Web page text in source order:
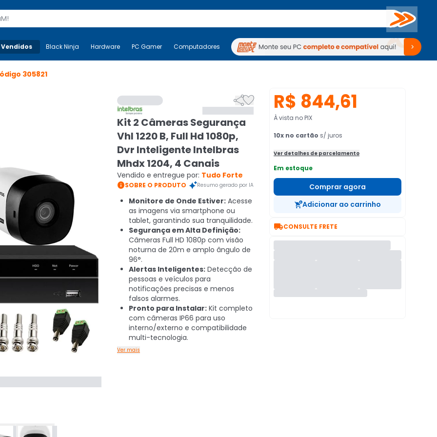
Buscar
Mais-v- Black Ninja Hardware PC Gamer Computadores Periféricos TV Venda no KaBuM!
Black Ninja Hardware PC Gamer Computadores Periféricos TV Venda no KaBuM!
305821

Kit 2 Câmeras Segurança
Vhl 1220 B, Full Hd 1080p,
Dvr Inteligente Intelbras
Mhdx 1204, 4 Canais
Vendido e entregue por: Tudo Forte
SOBRE O PRODUTO Resumo gerado por IA
Monitore de Onde Estiver: Acesse
as imagens via smartphone ou
tablet, garantindo sua tranquilidade.
Segurança em Alta Definição:
Câmeras Full HD 1080p com visão
noturna de 20m e amplo ângulo de
96°.
Alertas Inteligentes: Detecção de
pessoas e veículos para
notificações precisas e menos
falsos alarmes.
Pronto para Instalar: Kit completo
com câmeras IP66 para uso
interno/externo e compatibilidade
multi-tecnologia.
Ver mais
R$ 844,61
À vista no PIX
10x no cartão s/ juros
Ver detalhes de parcelamento
Em estoque
Comprar agora
Adicionar ao carrinho
CONSULTE FRETE